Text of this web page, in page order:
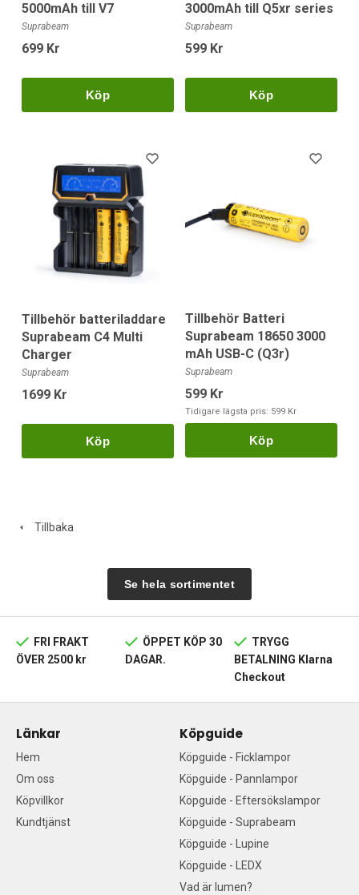
5000mAh till V7
Suprabeam
699 Kr
Köp
3000mAh till Q5xr series
Suprabeam
599 Kr
Köp
Tillbehör batteriladdare
Suprabeam C4 Multi
Charger
Suprabeam
1699 Kr
Köp
Tillbehör Batteri
Suprabeam 18650 3000
mAh USB-C (Q3r)
Suprabeam
599 Kr
Tidigare lägsta pris: 599 Kr
Köp
Tillbaka
Se hela sortimentet
FRI FRAKT
ÖVER 2500 kr
ÖPPET KÖP 30
DAGAR.
TRYGG
BETALNING Klarna
Checkout
Länkar
Hem
Om oss
Köpvillkor
Kundtjänst
Köpguide
Köpguide - Ficklampor
Köpguide - Pannlampor
Köpguide - Eftersökslampor
Köpguide - Suprabeam
Köpguide - Lupine
Köpguide - LEDX
Vad är lumen?